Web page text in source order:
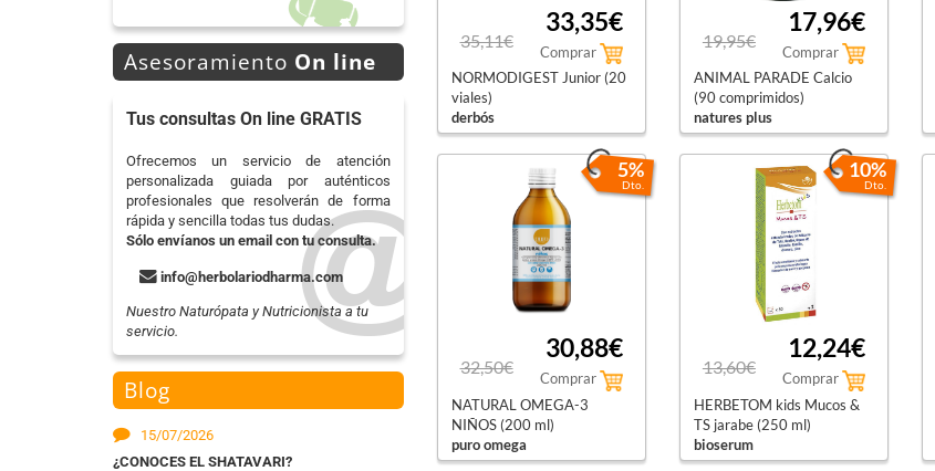
Asesoramiento On line
Tus consultas On line GRATIS
Ofrecemos un servicio de atención
personalizada guiada por auténticos
profesionales que resolverán de forma
rápida y sencilla todas tus dudas.
Sólo envíanos un email con tu consulta.
info@herbolariodharma.com
Nuestro Naturópata y Nutricionista a tu
servicio.
Blog
15/07/2026
¿CONOCES EL SHATAVARI?
35,11€
33,35€
Comprar
NORMODIGEST Junior (20
viales)
derbós
19,95€
17,96€
Comprar
ANIMAL PARADE Calcio
(90 comprimidos)
natures plus
5%
Dto.
32,50€
30,88€
Comprar
NATURAL OMEGA-3
NIÑOS (200 ml)
puro omega
10%
Dto.
13,60€
12,24€
Comprar
HERBETOM kids Mucos &
TS jarabe (250 ml)
bioserum